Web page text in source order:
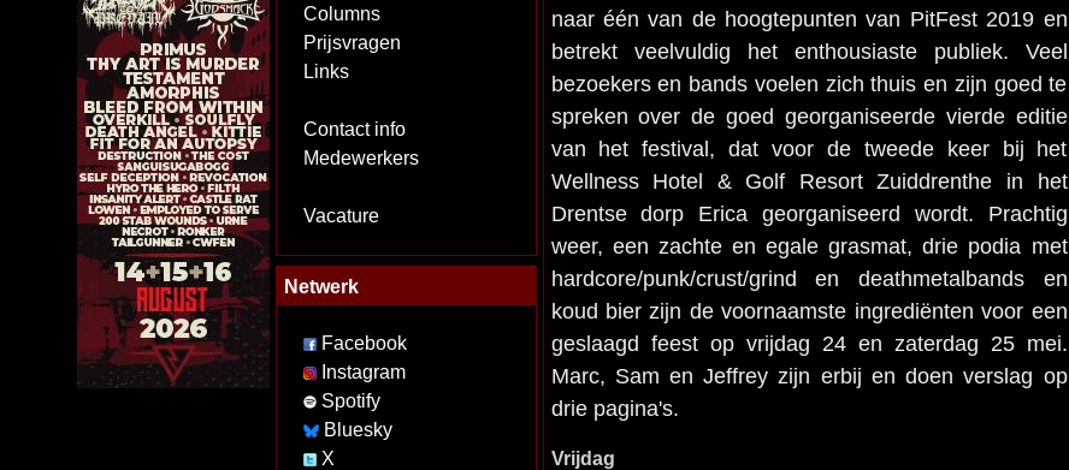
Columns
Prijsvragen
Links
Contact info
Medewerkers
Vacature
Netwerk
Facebook
Instagram
Spotify
Bluesky
X
naar één van de hoogtepunten van PitFest 2019 en
betrekt veelvuldig het enthousiaste publiek. Veel
bezoekers en bands voelen zich thuis en zijn goed te
spreken over de goed georganiseerde vierde editie
van het festival, dat voor de tweede keer bij het
Wellness Hotel & Golf Resort Zuiddrenthe in het
Drentse dorp Erica georganiseerd wordt. Prachtig
weer, een zachte en egale grasmat, drie podia met
hardcore/punk/crust/grind en deathmetalbands en
koud bier zijn de voornaamste ingrediënten voor een
geslaagd feest op vrijdag 24 en zaterdag 25 mei.
Marc, Sam en Jeffrey zijn erbij en doen verslag op
drie pagina's.
Vrijdag